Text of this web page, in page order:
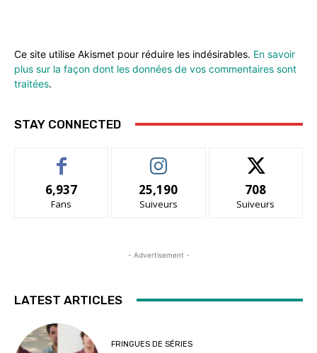
Ce site utilise Akismet pour réduire les indésirables. En savoir
plus sur la façon dont les données de vos commentaires sont
traitées.
STAY CONNECTED
6,937
Fans
25,190
Suiveurs
708
Suiveurs
- Advertisement -
LATEST ARTICLES
FRINGUES DE SÉRIES